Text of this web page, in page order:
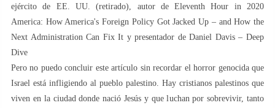
ejército de EE. UU. (retirado), autor de Eleventh Hour in 2020
America: How America's Foreign Policy Got Jacked Up – and How the
Next Administration Can Fix It y presentador de Daniel Davis – Deep
Dive
Pero no puedo concluir este artículo sin recordar el horror genocida que
Israel está infligiendo al pueblo palestino. Hay cristianos palestinos que
viven en la ciudad donde nació Jesús y que luchan por sobrevivir, tanto